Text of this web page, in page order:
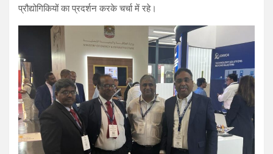
प्रौद्योगिकियों का प्रदर्शन करके चर्चा में रहे।